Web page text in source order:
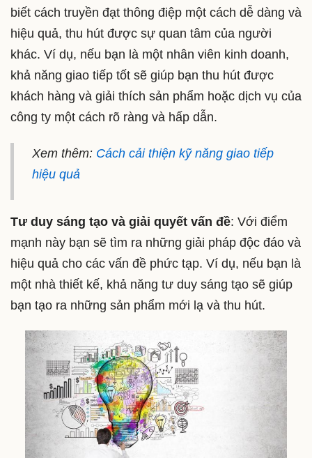
biết cách truyền đạt thông điệp một cách dễ dàng và
hiệu quả, thu hút được sự quan tâm của người
khác. Ví dụ, nếu bạn là một nhân viên kinh doanh,
khả năng giao tiếp tốt sẽ giúp bạn thu hút được
khách hàng và giải thích sản phẩm hoặc dịch vụ của
công ty một cách rõ ràng và hấp dẫn.
Xem thêm: Cách cải thiện kỹ năng giao tiếp
hiệu quả
Tư duy sáng tạo và giải quyết vấn đề: Với điểm
mạnh này bạn sẽ tìm ra những giải pháp độc đáo và
hiệu quả cho các vấn đề phức tạp. Ví dụ, nếu bạn là
một nhà thiết kế, khả năng tư duy sáng tạo sẽ giúp
bạn tạo ra những sản phẩm mới lạ và thu hút.